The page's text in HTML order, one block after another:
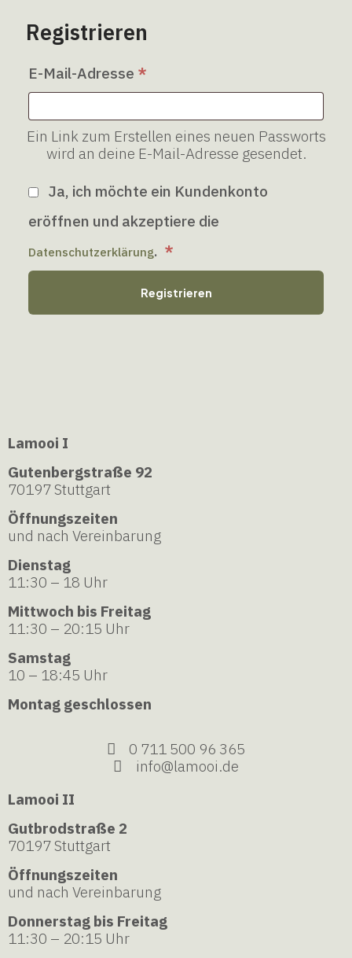
Registrieren
E-Mail-Adresse *
Ein Link zum Erstellen eines neuen Passworts
wird an deine E-Mail-Adresse gesendet.
Ja, ich möchte ein Kundenkonto
eröffnen und akzeptiere die
Datenschutzerklärung. *
Registrieren
Lamooi I
Gutenbergstraße 92
70197 Stuttgart
Öffnungszeiten
und nach Vereinbarung
Dienstag
11:30 – 18 Uhr
Mittwoch bis Freitag
11:30 – 20:15 Uhr
Samstag
10 – 18:45 Uhr
Montag geschlossen
0 711 500 96 365
info@lamooi.de
Lamooi II
Gutbrodstraße 2
70197 Stuttgart
Öffnungszeiten
und nach Vereinbarung
Donnerstag bis Freitag
11:30 – 20:15 Uhr